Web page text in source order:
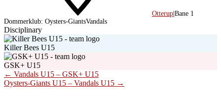
Otterup Bane 1
Dommerklub: Oysters-GiantsVandals
Disciplinary
Killer Bees U15
GSK+ U15
Post
navigation
← Vandals U15 – GSK+ U15
Oysters-Giants U15 – Vandals U15 →